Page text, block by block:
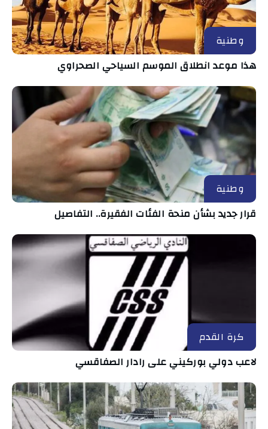
وطنية
هذا موعد انطلاق الموسم السياحي الصحراوي
وطنية
قرار جديد بشأن منحة الفئات الفقيرة.. التفاصيل
كرة القدم
لاعب دولي بوركيني على رادار الصفاقسي